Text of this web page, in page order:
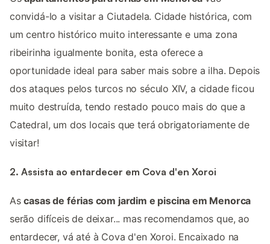
convidá-lo a visitar a Ciutadela. Cidade histórica, com
um centro histórico muito interessante e uma zona
ribeirinha igualmente bonita, esta oferece a
oportunidade ideal para saber mais sobre a ilha. Depois
dos ataques pelos turcos no século XIV, a cidade ficou
muito destruída, tendo restado pouco mais do que a
Catedral, um dos locais que terá obrigatoriamente de
visitar!
2. Assista ao entardecer em Cova d'en Xoroi
Ascasas de férias com jardim e piscina em Menorca
serão difíceis de deixar... mas recomendamos que, ao
entardecer, vá até à Cova d'en Xoroi. Encaixado na